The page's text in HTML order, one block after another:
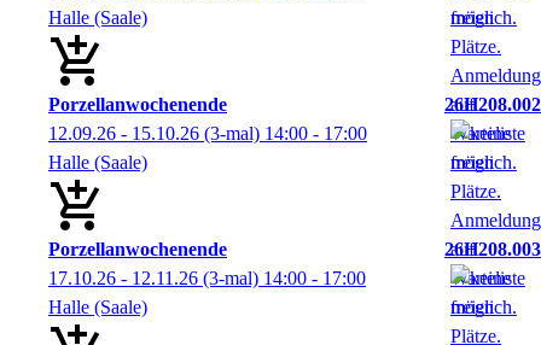
Halle (Saale)
Porzellanwochenende
26H208.002
12.09.26 - 15.10.26 (3-mal) 14:00 - 17:00
Halle (Saale)
Porzellanwochenende
26H208.003
17.10.26 - 12.11.26 (3-mal) 14:00 - 17:00
Halle (Saale)